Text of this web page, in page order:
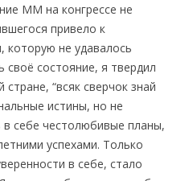
ММ на конгрессе не
привело к
которую не удавалось
своё состояние, я твердил
“всяк сверчок знай
истины, но не
в себе честолюбивые планы,
успехами. Только
в себе, стало